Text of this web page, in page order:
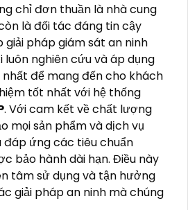
chỉ đơn thuần là nhà cung
là đối tác đáng tin cậy
pháp giám sát an ninh
luôn nghiên cứu và áp dụng
để mang đến cho khách
tốt nhất với hệ thống
. Với cam kết về chất lượng
mọi sản phẩm và dịch vụ
ứng các tiêu chuẩn
bảo hành dài hạn. Điều này
tâm sử dụng và tận hưởng
giải pháp an ninh mà chúng